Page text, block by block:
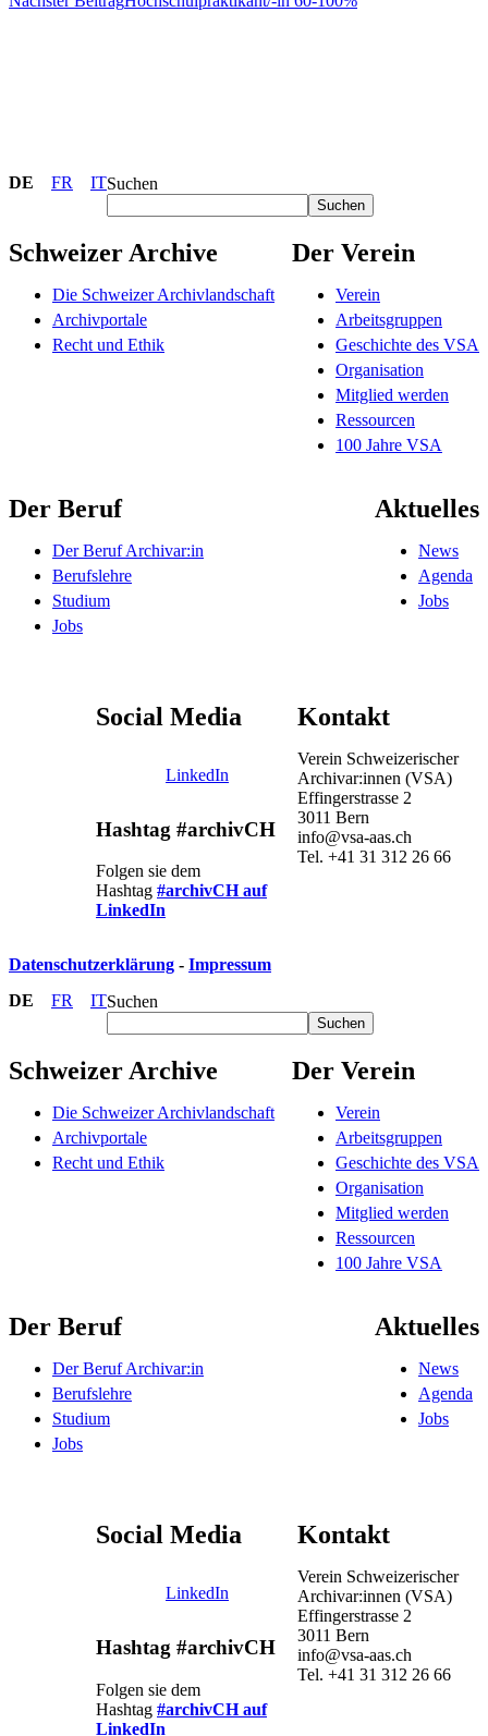
DE FR ITSuchen
Suchen
Schweizer Archive
Die Schweizer Archivlandschaft
Archivportale
Recht und Ethik
Der Verein
Verein
Arbeitsgruppen
Geschichte des VSA
Organisation
Mitglied werden
Ressourcen
100 Jahre VSA
Der Beruf
Der Beruf Archivar:in
Berufslehre
Studium
Jobs
Aktuelles
News
Agenda
Jobs
Social Media
LinkedIn
Hashtag #archivCH
Folgen sie dem
Hashtag #archivCH auf
LinkedIn
Kontakt
Verein Schweizerischer
Archivar:innen (VSA)
Effingerstrasse 2
3011 Bern
info@vsa-aas.ch
Tel. +41 31 312 26 66
Datenschutzerklärung - Impressum
DE
FR ITSuchen
Suchen
Schweizer Archive
Die Schweizer Archivlandschaft
Archivportale
Recht und Ethik
Der Verein
Verein
Arbeitsgruppen
Geschichte des VSA
Organisation
Mitglied werden
Ressourcen
100 Jahre VSA
Der Beruf
Der Beruf Archivar:in
Berufslehre
Studium
Jobs
Aktuelles
News
Agenda
Jobs
Social Media
LinkedIn
Hashtag #archivCH
Folgen sie dem
Hashtag #archivCH auf
LinkedIn
Kontakt
Verein Schweizerischer
Archivar:innen (VSA)
Effingerstrasse 2
3011 Bern
info@vsa-aas.ch
Tel. +41 31 312 26 66